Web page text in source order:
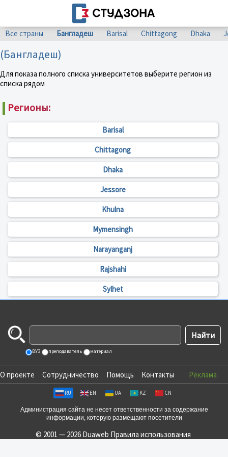
Все страны Бангладеш Barisal Chittagong Dhaka
(Бангладеш)
Для показа полного списка университетов выберите регион из
списка рядом
Регионы:
Barisal
Chittagong
Dhaka
Jessore
Khulna
Mymensingh
Narayanganj
Rajshahi
Sylhet
ВУЗ преподаватель материал
О проекте Сотрудничество Помощь Контакты Реклама
RU EN UA KZ CN
Администрация сайта не несет ответственности за содержание
информации, которую размещают посетители
© 2001 — 2026 Duaweb Правила использования